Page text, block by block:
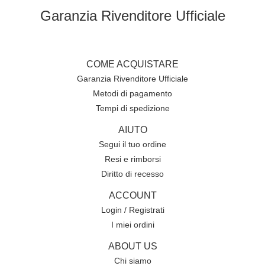
Garanzia Rivenditore Ufficiale
COME ACQUISTARE
Garanzia Rivenditore Ufficiale
Metodi di pagamento
Tempi di spedizione
AIUTO
Segui il tuo ordine
Resi e rimborsi
Diritto di recesso
ACCOUNT
Login / Registrati
I miei ordini
ABOUT US
Chi siamo